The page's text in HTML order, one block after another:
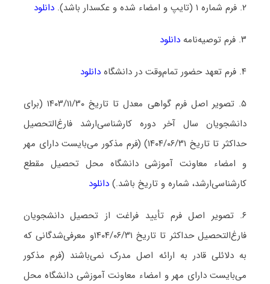
۲. فرم شماره ۱ (تایپ و امضاء شده و عکسدار باشد). دانلود
۳. فرم توصیه‌نامه دانلود
۴. فرم تعهد حضور تمام‌وقت در دانشگاه دانلود
۵. تصویر اصل فرم گواهی معدل تا تاریخ ۱۴۰۳/۱۱/۳۰ (برای
دانشجویان سال آخر دوره کارشناسی‌ارشد فارغ‌التحصیل
حداکثر تا تاریخ ۱۴۰۴/۰۶/۳۱) (فرم مذکور می‌بایست دارای مهر
و امضاء معاونت آموزشی دانشگاه محل تحصیل مقطع
کارشناسی‌ارشد، شماره و تاریخ باشد.) دانلود
۶. تصویر اصل فرم تأیید فراغت از تحصیل دانشجویان
فارغ‌التحصیل حداکثر تا تاریخ ۱۴۰۴/۰۶/۳۱و معرفی‌شدگانی که
به دلائلی قادر به ارائه اصل مدرک نمی‌باشند (فرم مذکور
می‌بایست دارای مهر و امضاء معاونت آموزشی دانشگاه محل